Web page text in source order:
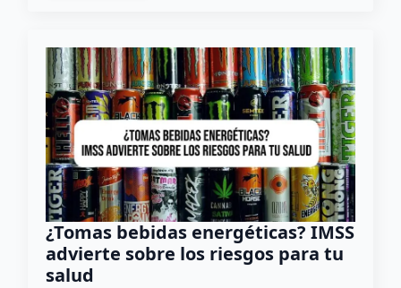
¿Tomas bebidas energéticas? IMSS
advierte sobre los riesgos para tu
salud